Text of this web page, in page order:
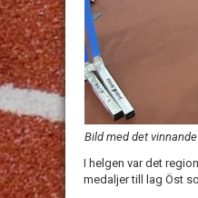
Bild med det
I helgen var det
medaljer till lag Öst